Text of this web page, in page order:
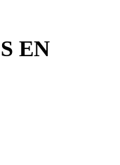
EN